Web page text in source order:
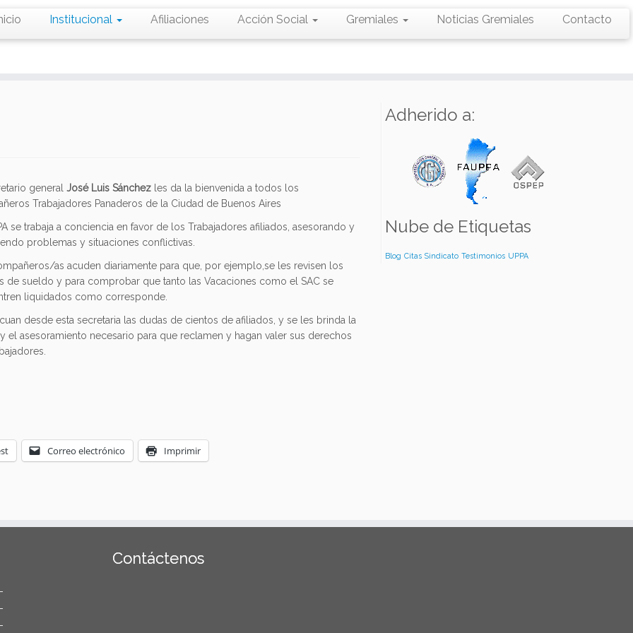
Institucional Afiliaciones Acción Social Gremiales Noticias Gremiales Contacto
general José Luis Sánchez les da la bienvenida a todos los
Trabajadores Panaderos de la Ciudad de Buenos Aires
se trabaja a conciencia en favor de los Trabajadores afiliados, asesorando y
problemas y situaciones conflictivas.
as acuden diariamente para que, por ejemplo,se les revisen los
de sueldo y para comprobar que tanto las Vacaciones como el SAC se
liquidados como corresponde.
desde esta secretaria las dudas de cientos de afiliados, y se les brinda la
el asesoramiento necesario para que reclamen y hagan valer sus derechos
Correo electrónico Imprimir
Adherido a:
Nube de Etiquetas
Blog Citas Sindicato Testimonios UPPA
Contáctenos